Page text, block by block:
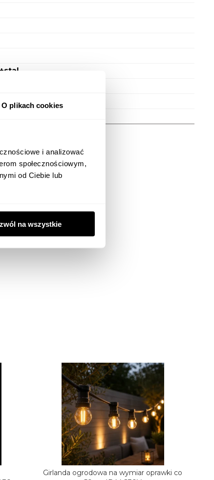
O plikach cookies
i analizować
społecznościowym,
od Ciebie lub
na wszystkie
Girlanda ogrodowa na wymiar oprawki co